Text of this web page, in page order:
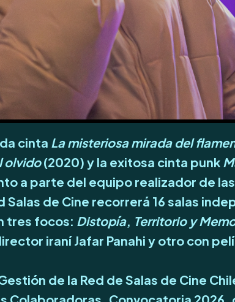
cinta La misteriosa mirada del
olvido(2020) y la exitosa cinta punk
a parte del equipo realizador de
Salas de Cine recorrerá 16 salas
tres focos: Distopía, Territorio y
iraní Jafar Panahi y otro con
de la Red de Salas de Cine